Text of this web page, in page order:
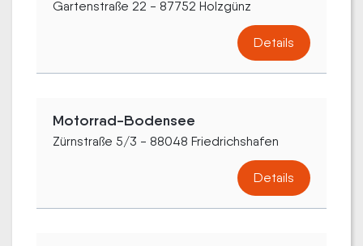
Gartenstraße 22 - 87752 Holzgünz
Details
Motorrad-Bodensee
Zürnstraße 5/3 - 88048 Friedrichshafen
Details